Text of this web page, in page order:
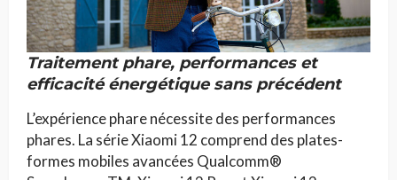
Traitement phare, performances et
efficacité énergétique sans précédent
L’expérience phare nécessite des performances
phares. La série Xiaomi 12 comprend des plates-
formes mobiles avancées Qualcomm®